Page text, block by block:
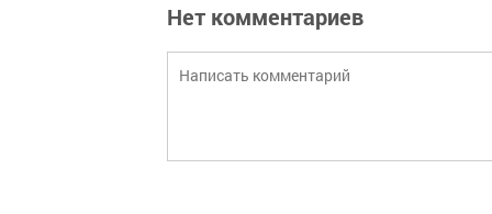
Нет комментариев